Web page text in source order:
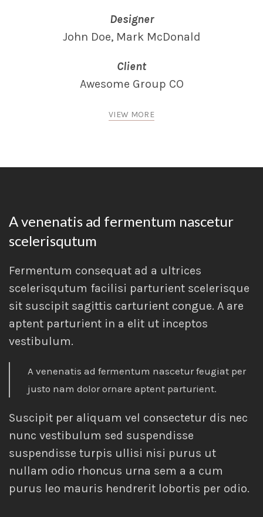
Designer
John Doe, Mark McDonald
Client
Awesome Group CO
VIEW MORE
A venenatis ad fermentum nascetur
scelerisqutum
Fermentum consequat ad a ultrices
scelerisqutum facilisi parturient scelerisque
sit suscipit sagittis carturient congue. A are
aptent parturient in a elit ut inceptos
vestibulum.
A venenatis ad fermentum nascetur feugiat per
justo nam dolor ornare aptent parturient.
Suscipit per aliquam vel consectetur dis nec
nunc vestibulum sed suspendisse
suspendisse turpis ullisi nisi purus ut
nullam odio rhoncus urna sem a a cum
purus leo mauris hendrerit lobortis per odio.